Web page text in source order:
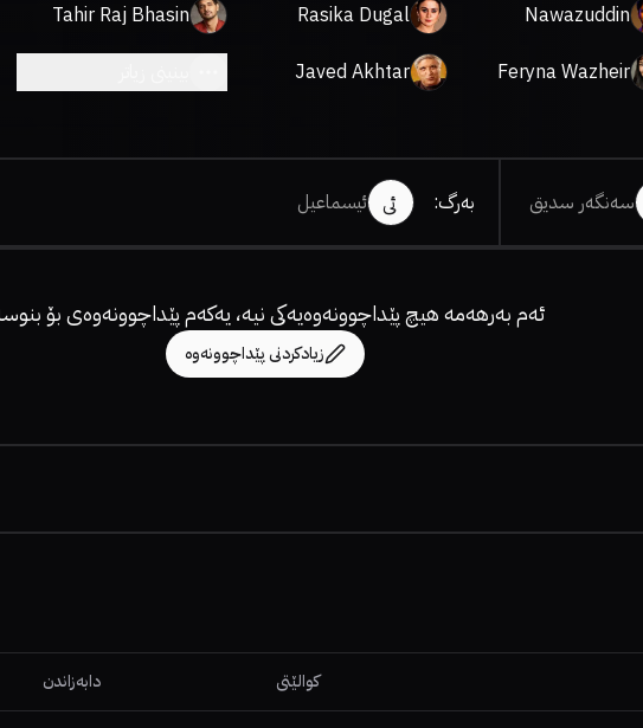
Nawazuddin
Rasika Dugal
Tahir Raj Bhasin
Feryna Wazheir
Javed Akhtar
سەنگەر سدیق بەرگ: ئی ئیسماعیل
ئەم بەرهەمە هیچ پێداچوونەوەیەکی نیە، یەکەم پێداچوونەوەی بۆ
زیادکردنی پێداچوونەوە
کوالێتی دابەزاندن